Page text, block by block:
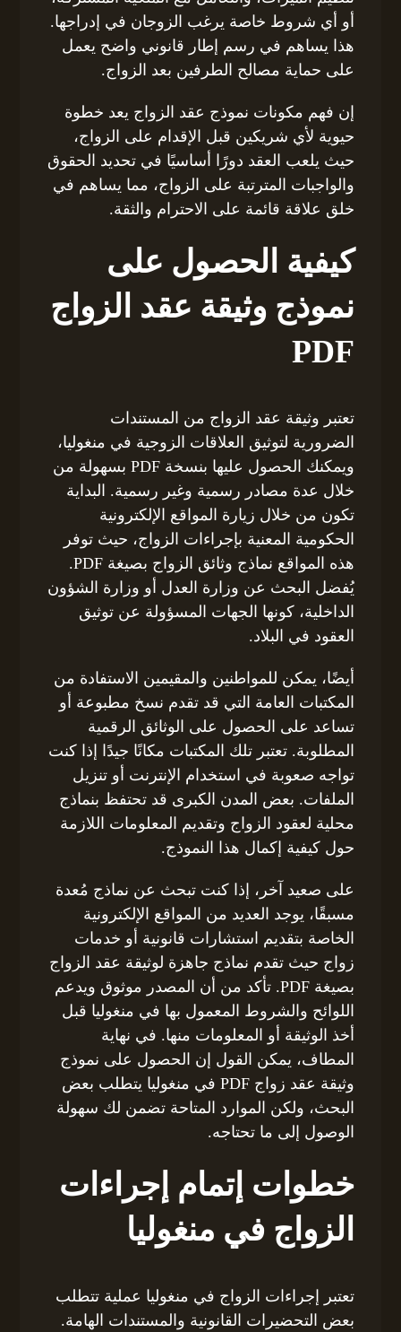
أو أي شروط خاصة يرغب الزوجان في إدراجها.
هذا يساهم في رسم إطار قانوني واضح يعمل
على حماية مصالح الطرفين بعد الزواج.
إن فهم مكونات نموذج عقد الزواج يعد خطوة
حيوية لأي شريكين قبل الإقدام على الزواج،
حيث يلعب العقد دورًا أساسيًا في تحديد الحقوق
والواجبات المترتبة على الزواج، مما يساهم في
خلق علاقة قائمة على الاحترام والثقة.
كيفية الحصول على
نموذج وثيقة عقد الزواج
PDF
تعتبر وثيقة عقد الزواج من المستندات
الضرورية لتوثيق العلاقات الزوجية في منغوليا،
ويمكنك الحصول عليها بنسخة PDF بسهولة من
خلال عدة مصادر رسمية وغير رسمية. البداية
تكون من خلال زيارة المواقع الإلكترونية
الحكومية المعنية بإجراءات الزواج، حيث توفر
هذه المواقع نماذج وثائق الزواج بصيغة PDF.
يُفضل البحث عن وزارة العدل أو وزارة الشؤون
الداخلية، كونها الجهات المسؤولة عن توثيق
العقود في البلاد.
أيضًا، يمكن للمواطنين والمقيمين الاستفادة من
المكتبات العامة التي قد تقدم نسخ مطبوعة أو
تساعد على الحصول على الوثائق الرقمية
المطلوبة. تعتبر تلك المكتبات مكانًا جيدًا إذا كنت
تواجه صعوبة في استخدام الإنترنت أو تنزيل
الملفات. بعض المدن الكبرى قد تحتفظ بنماذج
محلية لعقود الزواج وتقديم المعلومات اللازمة
حول كيفية إكمال هذا النموذج.
على صعيد آخر، إذا كنت تبحث عن نماذج مُعدة
مسبقًا، يوجد العديد من المواقع الإلكترونية
الخاصة بتقديم استشارات قانونية أو خدمات
زواج حيث تقدم نماذج جاهزة لوثيقة عقد الزواج
بصيغة PDF. تأكد من أن المصدر موثوق ويدعم
اللوائح والشروط المعمول بها في منغوليا قبل
أخذ الوثيقة أو المعلومات منها. في نهاية
المطاف، يمكن القول إن الحصول على نموذج
وثيقة عقد زواج PDF في منغوليا يتطلب بعض
البحث، ولكن الموارد المتاحة تضمن لك سهولة
الوصول إلى ما تحتاجه.
خطوات إتمام إجراءات
الزواج في منغوليا
تعتبر إجراءات الزواج في منغوليا عملية تتطلب
بعض التحضيرات القانونية والمستندات الهامة.